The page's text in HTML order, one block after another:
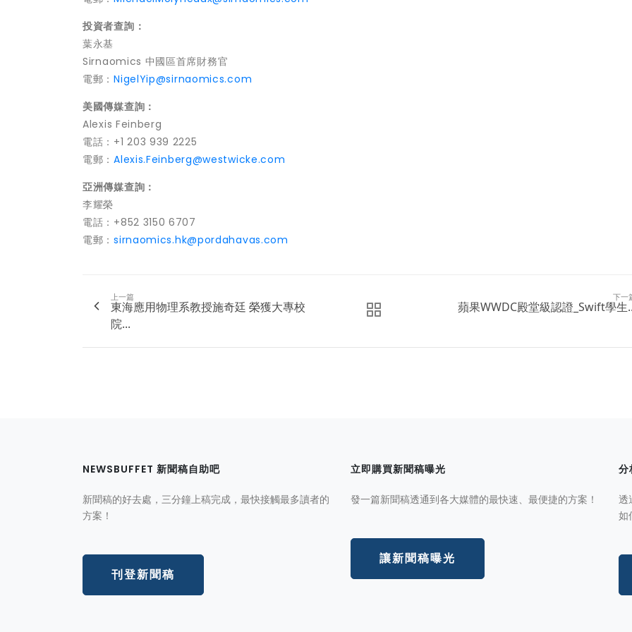
投資者查詢：
葉永基
Sirnaomics 中國區首席財務官
電郵：NigelYip@sirnaomics.com
美國傳媒查詢：
Alexis Feinberg
電話：+1 203 939 2225
電郵：Alexis.Feinberg@westwicke.com
亞洲傳媒查詢：
李耀榮
電話：+852 3150 6707
電郵：sirnaomics.hk@pordahavas.com
上一篇
東海應用物理系教授施奇廷 榮獲大專校
院...
下一
蘋果WWDC殿堂級認證_Swift學生
NEWSBUFFET 新聞稿自助吧
新聞稿的好去處，三分鐘上稿完成，最快接觸最多讀者的
方案！
刊登新聞稿
立即購買新聞稿曝光
發一篇新聞稿透通到各大媒體的最快速、最便捷的方案！
讓新聞稿曝光
分
透
如